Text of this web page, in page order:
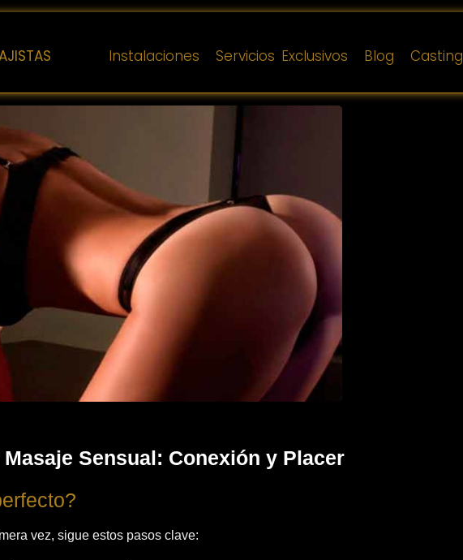
Instalaciones Servicios Exclusivos Blog Casting
Sensual: Conexión y Placer
vez, sigue estos pasos clave: